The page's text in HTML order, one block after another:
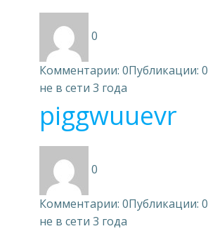
0
Комментарии: 0Публикации: 0
не в сети 3 года
piggwuuevr
0
Комментарии: 0Публикации: 0
не в сети 3 года